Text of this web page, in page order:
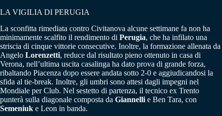
LA VIGILIA DI PERUGIA
La sconfitta rimediata contro Civitanova alcune settimane fa non ha
minimamente scalfito il rendimento di Perugia, che ha infilato una
striscia di cinque vittorie consecutive. Inoltre, la formazione allenata da
Angelo Lorenzetti, reduce dal risultato pieno ottenuto in casa di
Verona, nell’ultima uscita casalinga ha dato prova di grande forza,
ribaltando Piacenza dopo essere andata sotto 2-0 e aggiudicandosi la
sfida al tie-break. Inoltre, gli umbri sono attesi dagli impegni nel
Mondiale per Club. Nel sestetto di partenza, il tecnico ex Trento
punterà sulla diagonale composta da Giannelli e Ben Tara, con
Semeniuk e Leon in banda.